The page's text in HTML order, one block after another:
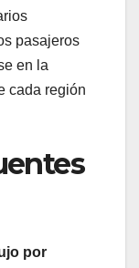
pasajeros
en la
cada región
por